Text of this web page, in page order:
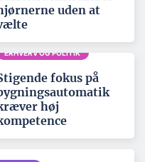
uden at
ERHVERV OG POLITIK
fokus på
høj